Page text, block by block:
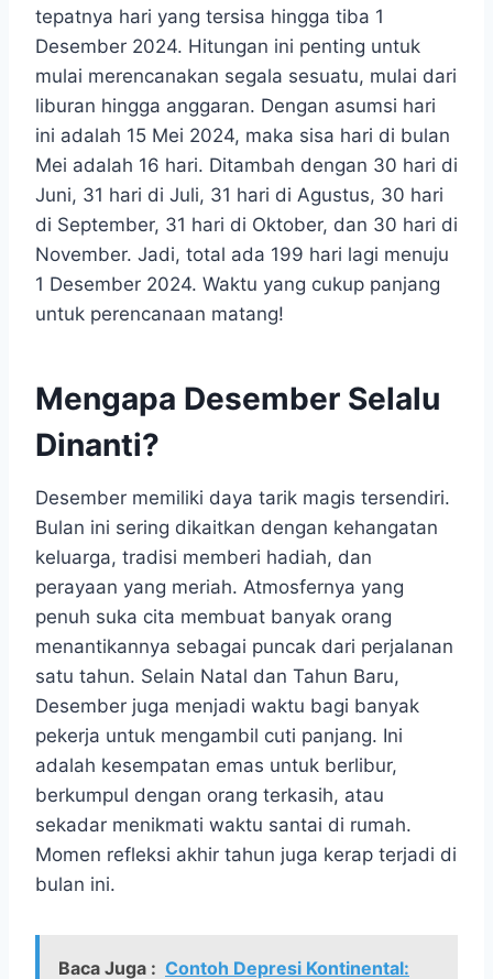
tepatnya hari yang tersisa hingga tiba 1
Desember 2024. Hitungan ini penting untuk
mulai merencanakan segala sesuatu, mulai dari
liburan hingga anggaran. Dengan asumsi hari
ini adalah 15 Mei 2024, maka sisa hari di bulan
Mei adalah 16 hari. Ditambah dengan 30 hari di
Juni, 31 hari di Juli, 31 hari di Agustus, 30 hari
di September, 31 hari di Oktober, dan 30 hari di
November. Jadi, total ada 199 hari lagi menuju
1 Desember 2024. Waktu yang cukup panjang
untuk perencanaan matang!
Mengapa Desember Selalu
Dinanti?
Desember memiliki daya tarik magis tersendiri.
Bulan ini sering dikaitkan dengan kehangatan
keluarga, tradisi memberi hadiah, dan
perayaan yang meriah. Atmosfernya yang
penuh suka cita membuat banyak orang
menantikannya sebagai puncak dari perjalanan
satu tahun. Selain Natal dan Tahun Baru,
Desember juga menjadi waktu bagi banyak
pekerja untuk mengambil cuti panjang. Ini
adalah kesempatan emas untuk berlibur,
berkumpul dengan orang terkasih, atau
sekadar menikmati waktu santai di rumah.
Momen refleksi akhir tahun juga kerap terjadi di
bulan ini.
Baca Juga : Contoh Depresi Kontinental: